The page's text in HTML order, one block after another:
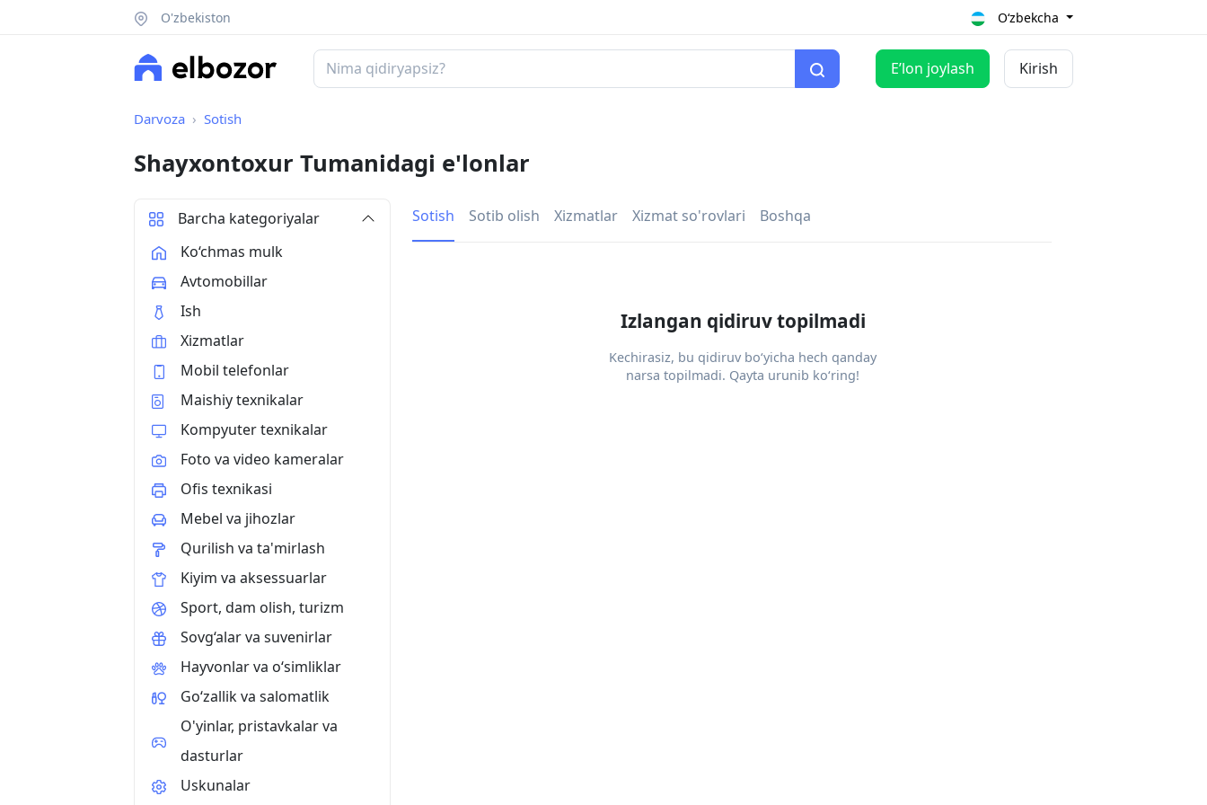
O'zbekiston O‘zbekcha
Eʼlon joylash Kirish
Darvoza Sotish
Shayxontoxur Tumanidagi e'lonlar
Sotish Sotib olish Xizmatlar Xizmat so'rovlari Boshqa
Izlangan qidiruv topilmadi
Kechirasiz, bu qidiruv bo‘yicha hech qanday
narsa topilmadi. Qayta urunib ko‘ring!
Barcha kategoriyalar
Ko‘chmas mulk
Avtomobillar
Ish
Xizmatlar
Mobil telefonlar
Maishiy texnikalar
Kompyuter texnikalar
Foto va video kameralar
Ofis texnikasi
Mebel va jihozlar
Qurilish va ta'mirlash
Kiyim va aksessuarlar
Sport, dam olish, turizm
Sovg‘alar va suvenirlar
Hayvonlar va o‘simliklar
Go‘zallik va salomatlik
O'yinlar, pristavkalar va
dasturlar
Uskunalar